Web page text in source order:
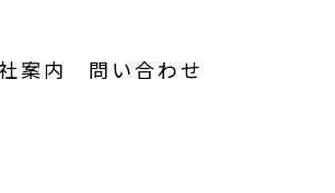
案内 問い合わせ